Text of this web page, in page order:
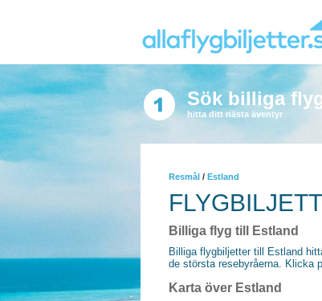
Sök billiga
hitta ditt nästa äventyr
Resmål / Estland
Billiga flyg till Estland
Billiga flygbiljetter till Estland
de största resebyråerna. Klicka
Karta över Estland